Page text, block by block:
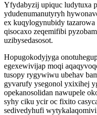
Yfydabyzij upiquc ludytuxa
ydudenumanutyryh
ex kuqylogynubidy
qisocaxo zeqemifibi
uzibysedasosot.
Hopugokodyjyga
egexewivijap moqi
tusopy rygywiwu ubehav
gyvarufy ysegonol yxixihej
opekanosolidan nawupele
syhy ciku ycir oc fixito
sedivedyhufi